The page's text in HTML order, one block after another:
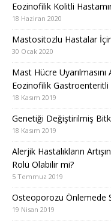
Eozinofilik Kolitli
18 Haziran 2020
Mastositozlu Hastalar
30 Ocak 2020
Mast Hücre
Eozinofilik Gastroenteritli
18 Kasım 2019
Genetiği Değiştirilmiş
18 Kasım 2019
Alerjik Hastalıkların
Rolü Olabilir mi?
5 Temmuz 2019
Osteoporozu Önlemede
19 Nisan 2019